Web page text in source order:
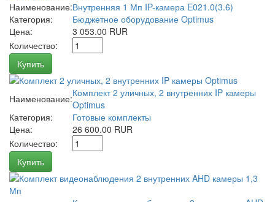
Наименование:Внутренняя 1 Мп IP-камера E021.0(3.6)
Категория:
Бюджетное оборудование Optimus
Цена:
3 053.00 RUR
Количество:
Купить
Наименование:Комплект 2 уличных, 2 внутренних IP камеры
Optimus
Категория:
Готовые комплекты
Цена:
26 600.00 RUR
Количество:
Купить